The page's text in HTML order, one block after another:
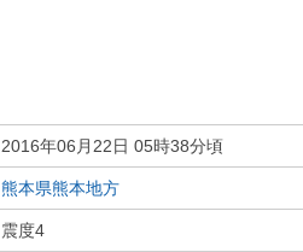
2016年06月22日 05時38分頃
熊本県熊本地方
震度4